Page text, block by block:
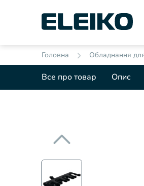
Головна Обладнання
Все про товар Опис